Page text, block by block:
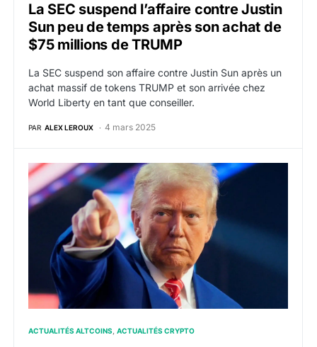
La SEC suspend l’affaire contre Justin
Sun peu de temps après son achat de
$75 millions de TRUMP
La SEC suspend son affaire contre Justin Sun après un
achat massif de tokens TRUMP et son arrivée chez
World Liberty en tant que conseiller.
PAR ALEX LEROUX 4 mars 2025
Tron : World Liberty Financial de Donald Trump
ACTUALITÉS ALTCOINS ACTUALITÉS CRYPTO